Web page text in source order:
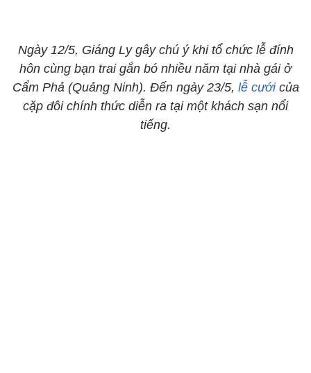
Ngày 12/5, Giáng Ly gây chú ý khi tổ chức lễ đính
hôn cùng bạn trai gắn bó nhiều năm tại nhà gái ở
Cẩm Phả (Quảng Ninh). Đến ngày 23/5, lễ cướicủa
cặp đôi chính thức diễn ra tại một khách sạn nổi
tiếng.